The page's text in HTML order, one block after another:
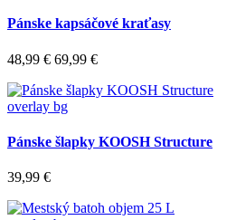
Pánske kapsáčové kraťasy
48,99 € 69,99 €
overlay bg
Pánske šlapky KOOSH Structure
39,99 €